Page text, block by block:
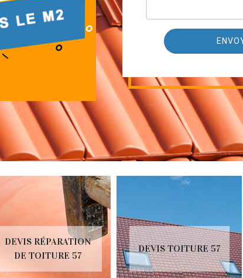
DEVIS RÉPARATION
DE TOITURE 57
DEVIS TOITURE 57